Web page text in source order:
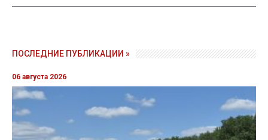
ПОСЛЕДНИЕ ПУБЛИКАЦИИ »
06 августа 2026